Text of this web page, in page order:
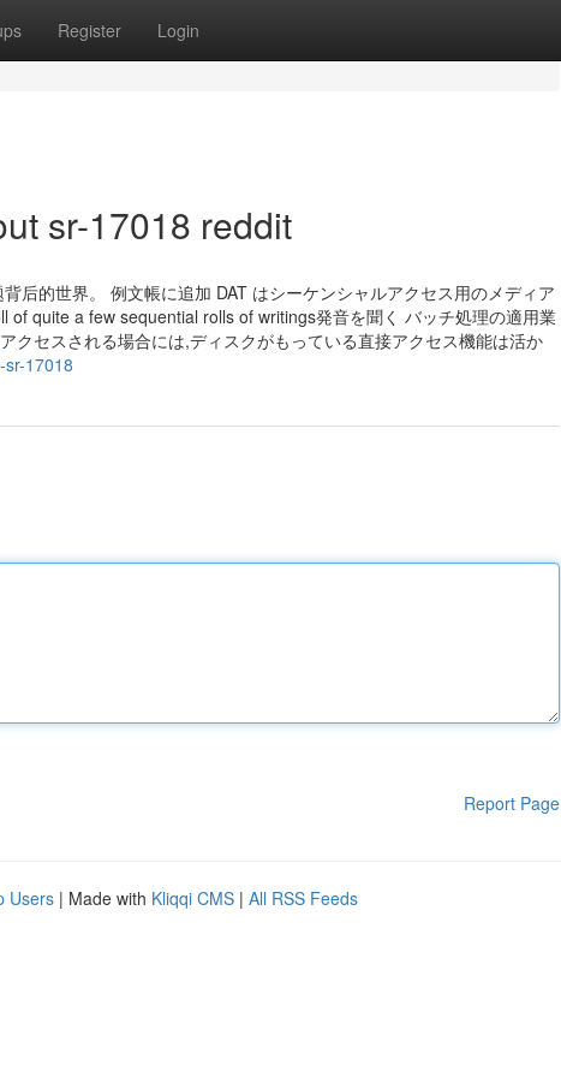
Register Login
sr-17018 reddit
的世界。 例文帳に追加 DAT はシーケンシャルアクセス用のメディア
quite a few sequential rolls of writings発音を聞く バッチ処理の適用業
クセスされる場合には,ディスクがもっている直接アクセス機能は活か
17018
Report Page
Users | Made with Kliqqi CMS | All RSS Feeds